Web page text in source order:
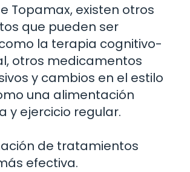
Topamax, existen otros
que pueden ser
la terapia cognitivo-
otros medicamentos
y cambios en el estilo
una alimentación
y ejercicio regular.
de tratamientos
efectiva.